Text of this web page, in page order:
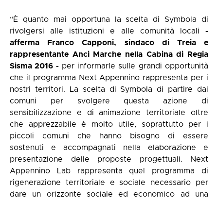
“È quanto mai opportuna la scelta di Symbola di
rivolgersi alle istituzioni e alle comunità locali -
afferma Franco Capponi, sindaco di Treia e
rappresentante Anci Marche nella Cabina di Regia
Sisma 2016 - per informarle sulle grandi opportunità
che il programma Next Appennino rappresenta per i
nostri territori. La scelta di Symbola di partire dai
comuni per svolgere questa azione di
sensibilizzazione e di animazione territoriale oltre
che apprezzabile è molto utile, soprattutto per i
piccoli comuni che hanno bisogno di essere
sostenuti e accompagnati nella elaborazione e
presentazione delle proposte progettuali. Next
Appennino Lab rappresenta quel programma di
rigenerazione territoriale e sociale necessario per
dare un orizzonte sociale ed economico ad una